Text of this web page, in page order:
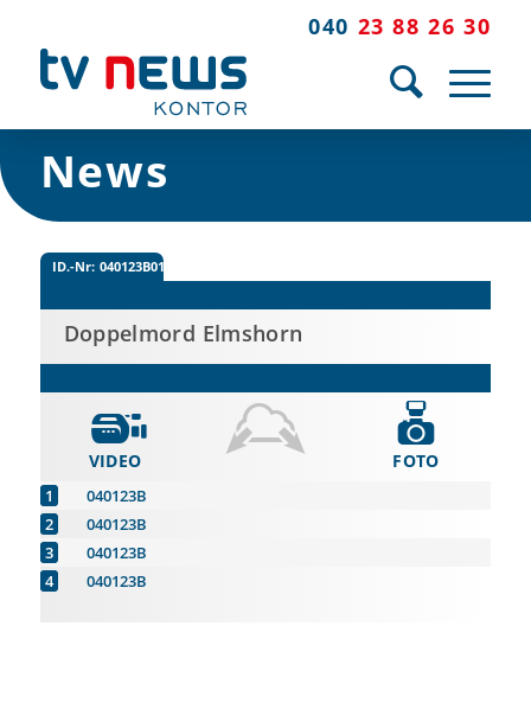
040 23 88 26 30
News
ID.-Nr: 040123B0123
Doppelmord Elmshorn
VIDEO
040123B
040123B
040123B
040123B
FOTO